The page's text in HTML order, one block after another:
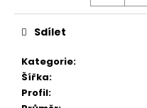
Kategorie:
Šířka:
Profil:
Sdílet
D
o
o
u